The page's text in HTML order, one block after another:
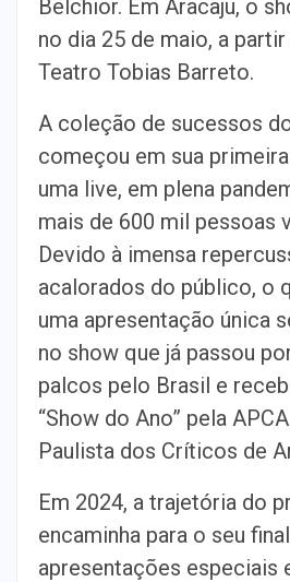
Belchior. Em Aracaju, o
no dia 25 de maio, a partir
Teatro Tobias Barreto.
A coleção de sucessos
começou em sua
uma live, em plena
mais de 600 mil pessoas
Devido à imensa
acalorados do público, o
uma apresentação única
no show que já passou
palcos pelo Brasil e
“Show do Ano” pela
Paulista dos Críticos de
Em 2024, a trajetória do
encaminha para o seu
apresentações especiais